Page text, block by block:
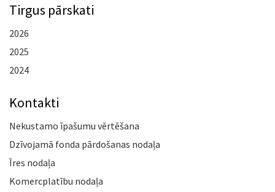
Tirgus pārskati
2026
2025
2024
Kontakti
Nekustamo īpašumu vērtēšana
Dzīvojamā fonda pārdošanas nodaļa
Īres nodaļa
Komercplatību nodaļa